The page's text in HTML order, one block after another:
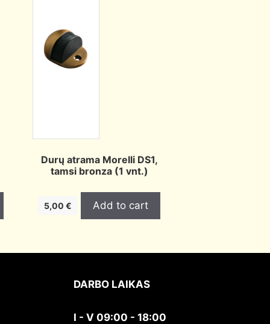
Durų atrama Morelli DS1,
tamsi bronza (1 vnt.)
5,00€ Add to cart
DARBO LAIKAS
I - V 09:00 - 18:00